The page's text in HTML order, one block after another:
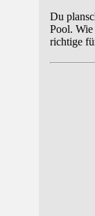
Du
Pool.
richtige